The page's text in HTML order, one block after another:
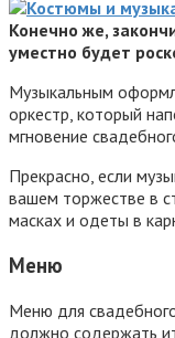
Конечно же,
уместно будет
Музыкальным
оркестр, который
мгновение
Прекрасно, если
вашем торжестве в
масках и одеты в
Меню
Меню для
должно содержать